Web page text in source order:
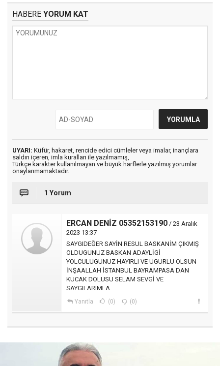
HABERE YORUM KAT
UYARI: Küfür, hakaret, rencide edici cümleler veya imalar, inançlara
saldırı içeren, imla kuralları ile yazılmamış,
Türkçe karakter kullanılmayan ve büyük harflerle yazılmış yorumlar
onaylanmamaktadır.
1 Yorum
ERCAN DENİZ 05352153190 / 23 Aralık
2023 13:37
SAYGIDEĞER SAYİN RESUL BASKANİM ÇIKMIŞ
OLDUGUNUZ BASKAN ADAYLİGİ
YOLCULUGUNUZ HAYIRLI VE UGURLU OLSUN
İNŞAALLAH İSTANBUL BAYRAMPASA DAN
KUCAK DOLUSU SELAM SEVGİ VE
SAYGILARIMLA
Yanıtla (0) (0)